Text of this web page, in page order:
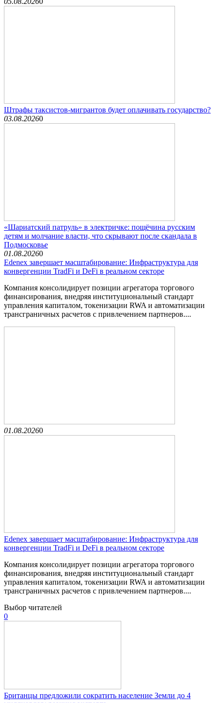
Штрафы таксистов-мигрантов будет оплачивать государство?
03.08.20260
«Шариатский патруль» в электричке: пощёчина русским
детям и молчание власти, что скрывают после скандала в
Подмосковье
01.08.20260
Edenex завершает масштабирование: Инфраструктура для
конвергенции TradFi и DeFi в реальном секторе
Компания консолидирует позиции агрегатора торгового
финансирования, внедряя институциональный стандарт
управления капиталом, токенизации RWA и автоматизации
трансграничных расчетов с привлечением партнеров....
01.08.20260
Edenex завершает масштабирование: Инфраструктура для
конвергенции TradFi и DeFi в реальном секторе
Компания консолидирует позиции агрегатора торгового
финансирования, внедряя институциональный стандарт
управления капиталом, токенизации RWA и автоматизации
трансграничных расчетов с привлечением партнеров....
Выбор читателей
0
Британцы предложили сократить население Земли до 4